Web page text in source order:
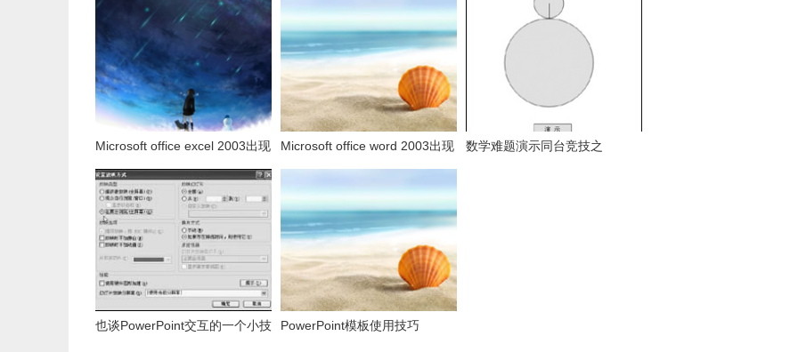
据。
Microsoft office excel 2003出现
发送错误报告怎么办？
Microsoft office word 2003出现
数学难题演示同台竞技之
也谈PowerPoint交互的一个小技
PowerPoint模板使用技巧